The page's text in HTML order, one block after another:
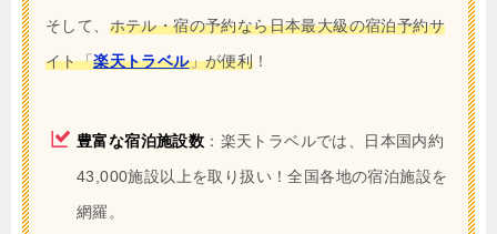
そして、 ホテル・宿の予約なら日本最大級の宿泊予約サ
イト「楽天トラベル」が便利 ！
豊富な宿泊施設数 ：楽天トラベルでは、日本国内約
43,000施設以上を取り扱い！全国各地の宿泊施設を
網羅。